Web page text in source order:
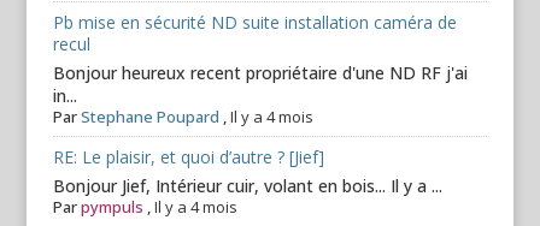
Pb mise en sécurité ND suite installation caméra de
recul
Bonjour heureux recent propriétaire d'une ND RF j'ai
in...
ParStephane Poupard Il y a 4 mois
RE: Le plaisir, et quoi d’autre ? [Jief]
Bonjour Jief, Intérieur cuir, volant en bois... Il y a ...
Parpympuls Il y a 4 mois